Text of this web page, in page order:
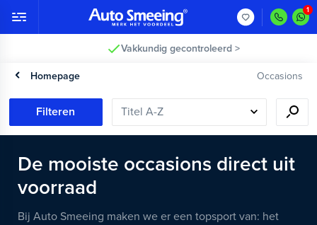
Vakkundig gecontroleerd >
Homepage Occasions
Filteren
De mooiste occasions direct uit
voorraad
Bij Auto Smeeing maken we er een topsport van: het